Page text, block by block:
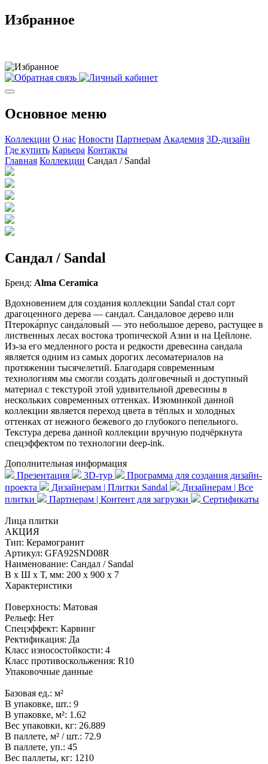
Избранное
Основное меню
Коллекции О нас Новости Партнерам Академия 3D-дизайн
Где купить Карьера Контакты
Главная Коллекции Сандал / Sandal
Сандал / Sandal
Бренд: Alma Ceramica
Вдохновением для создания коллекции Sandal стал сорт
драгоценного дерева — сандал. Сандаловое дерево или
Птерока́рпус санда́ловый — это небольшое дерево, растущее в
лиственных лесах востока тропической Азии и на Цейлоне.
Из-за его медленного роста и редкости древесина сандала
является одним из самых дорогих лесоматериалов на
протяжении тысячелетий. Благодаря современным
технологиям мы смогли создать долговечный и доступный
материал с текстурой этой удивительной древесины в
нескольких современных оттенках. Изюминкой данной
коллекции является переход цвета в тёплых и холодных
оттенках от нежного бежевого до глубокого пепельного.
Текстура дерева данной коллекции вручную подчёркнута
спецэффектом по технологии deep-ink.
Дополнительная информация
Презентация
3D-тур
Программа для создания дизайн-
проекта
Дизайнерам | Плитки Sandal
Дизайнерам | Все
плитки
Партнерам | Контент для загрузки Сертификаты
Лица плитки
АКЦИЯ
Тип: Керамогранит
Артикул: GFA92SND08R
Наименование: Сандал / Sandal
В x Ш x Т, мм: 200 x 900 x 7
Характеристики
Поверхность: Матовая
Рельеф: Нет
Спецэффект: Карвинг
Ректификация: Да
Класс износостойкости: 4
Класс противоскольжения: R10
Упаковочные данные
Базовая ед.: м²
В упаковке, шт.: 9
В упаковке, м²: 1.62
Вес упаковки, кг: 26.889
В паллете, м² / шт.: 72.9
В паллете, уп.: 45
Вес паллеты, кг: 1210